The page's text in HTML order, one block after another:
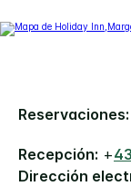
Reservaciones:
Recepción: +
Dirección